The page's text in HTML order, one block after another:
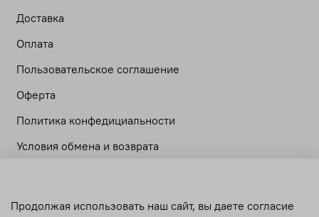
Доставка
Оплата
Пользовательское соглашение
Оферта
Политика конфедициальности
Условия обмена и возврата
Корзина
Продолжая использовать наш сайт, вы даете согласие